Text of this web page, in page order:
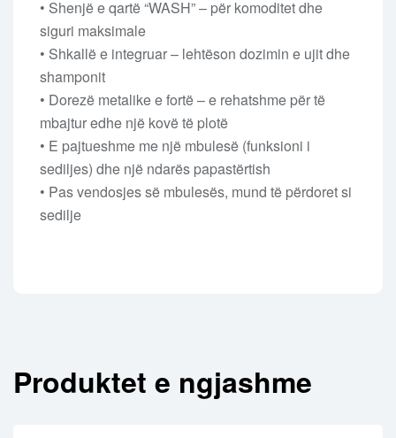
• Shenjë e qartë “WASH” – për komoditet dhe
siguri maksimale
• Shkallë e integruar – lehtëson dozimin e ujit dhe
shamponit
• Dorezë metalike e fortë – e rehatshme për të
mbajtur edhe një kovë të plotë
• E pajtueshme me një mbulesë (funksioni i
sediljes) dhe një ndarës papastërtish
• Pas vendosjes së mbulesës, mund të përdoret si
sedilje
Produktet e ngjashme